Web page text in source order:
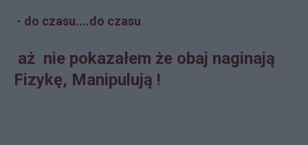
- do czasu....do czasu
aż nie pokazałem że obaj naginają
Fizykę, Manipulują !